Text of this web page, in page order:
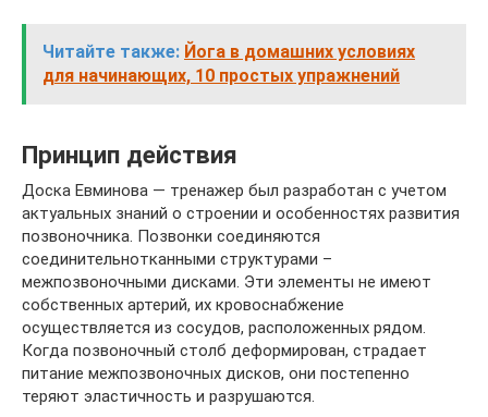
Читайте также: Йога в домашних условиях
для начинающих, 10 простых упражнений
Принцип действия
Доска Евминова — тренажер был разработан с учетом
актуальных знаний о строении и особенностях развития
позвоночника. Позвонки соединяются
соединительнотканными структурами –
межпозвоночными дисками. Эти элементы не имеют
собственных артерий, их кровоснабжение
осуществляется из сосудов, расположенных рядом.
Когда позвоночный столб деформирован, страдает
питание межпозвоночных дисков, они постепенно
теряют эластичность и разрушаются.